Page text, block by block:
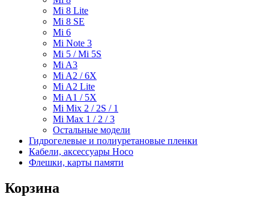
Mi 8 Lite
Mi 8 SE
Mi 6
Mi Note 3
Mi 5 / Mi 5S
Mi A3
Mi A2 / 6X
Mi A2 Lite
Mi A1 / 5X
Mi Mix 2 / 2S / 1
Mi Max 1 / 2 / 3
Остальные модели
Гидрогелевые и полиуретановые пленки
Кабели, аксессуары Hoco
Флешки, карты памяти
Корзина